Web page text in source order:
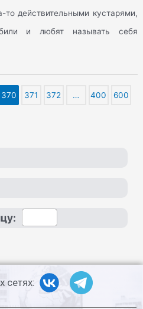
то действительными кустарями,
и любят называть себя
370 371 372 … 400 600
сетях: